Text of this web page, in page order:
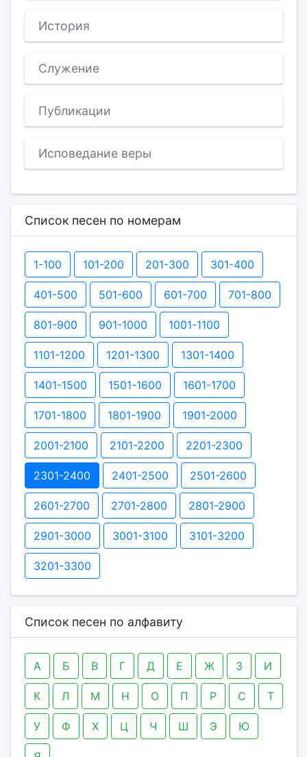
История
Служение
Публикации
Исповедание веры
Список песен по номерам
1-100 101-200 201-300 301-400
401-500 501-600 601-700 701-800
801-900 901-1000 1001-1100
1101-1200 1201-1300 1301-1400
1401-1500 1501-1600 1601-1700
1701-1800 1801-1900 1901-2000
2001-2100 2101-2200 2201-2300
2301-2400 2401-2500 2501-2600
2601-2700 2701-2800 2801-2900
2901-3000 3001-3100 3101-3200
3201-3300
Список песен по алфавиту
А Б В Г Д Е Ж З И
К Л М Н О П Р С Т
У Ф Х Ц Ч Ш Э Ю